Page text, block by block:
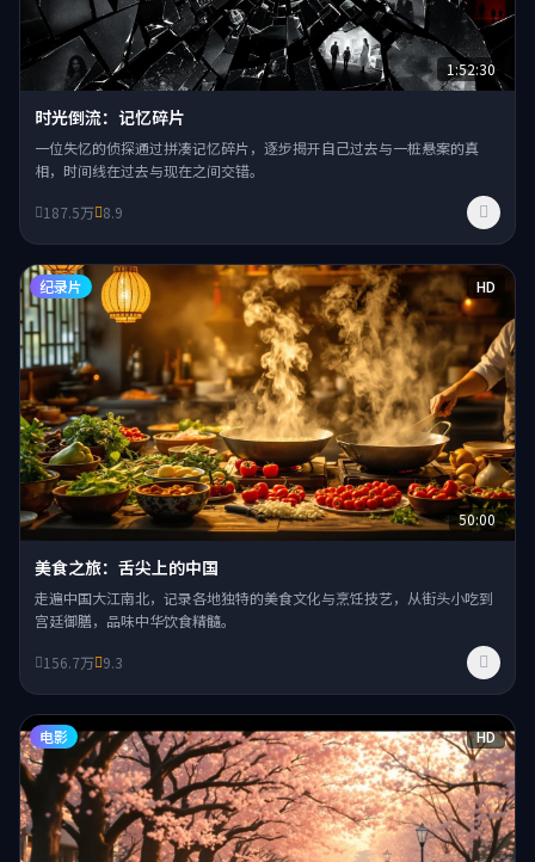
1:52:30
时光倒流：记忆碎片
一位失忆的侦探通过拼凑记忆碎片，逐步揭开自己过去与一桩悬案的真
相，时间线在过去与现在之间交错。
187.5万 8.9
HD
纪录片
50:00
美食之旅：舌尖上的中国
走遍中国大江南北，记录各地独特的美食文化与烹饪技艺，从街头小吃到
宫廷御膳，品味中华饮食精髓。
156.7万 9.3
HD
电影